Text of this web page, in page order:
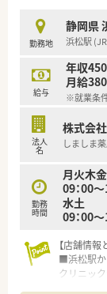
めています
■1人薬剤
募集して
は歓迎で
■現在は
務の方々
ります。
【法人特徴
■浜松市
る法人です。
■従業員
重する社
特徴です。
近隣店舗
あります。
勤務地
静岡県
浜松駅
給与
年収
月給
※就業条件
法人
名
株式会
しましま
勤務
時間
月火木金
09：00～
水土
09：00～
【店舗情報
■浜松駅か
クリニッ